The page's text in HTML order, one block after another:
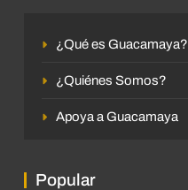
¿Qué es Guacamaya?
¿Quiénes Somos?
Apoya a Guacamaya
Popular